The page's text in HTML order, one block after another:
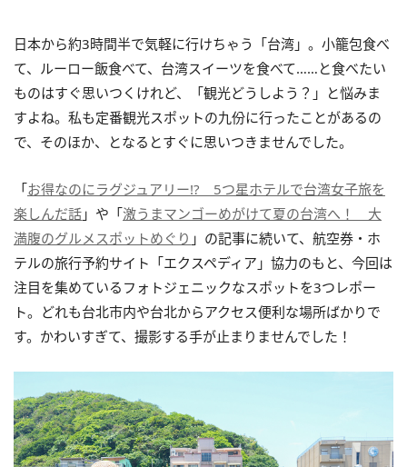
日本から約3時間半で気軽に行けちゃう「台湾」。小籠包食べ
て、ルーロー飯食べて、台湾スイーツを食べて……と食べたい
ものはすぐ思いつくけれど、「観光どうしよう？」と悩みま
すよね。私も定番観光スポットの九份に行ったことがあるの
で、そのほか、となるとすぐに思いつきませんでした。
「お得なのにラグジュアリー!? 5つ星ホテルで台湾女子旅を
楽しんだ話 」や「激うまマンゴーめがけて夏の台湾へ！ 大
満腹のグルメスポットめぐり 」の記事に続いて、航空券・ホ
テルの旅行予約サイト「エクスペディア」協力のもと、今回は
注目を集めているフォトジェニックなスポットを3つレポー
ト。どれも台北市内や台北からアクセス便利な場所ばかりで
す。かわいすぎて、撮影する手が止まりませんでした！